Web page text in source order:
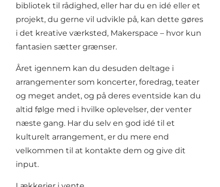
bibliotek til rådighed, eller har du en idé eller et
projekt, du gerne vil udvikle på, kan dette gøres
i det kreative værksted, Makerspace – hvor kun
fantasien sætter grænser.
Året igennem kan du desuden deltage i
arrangementer som koncerter, foredrag, teater
og meget andet, og på deres eventside kan du
altid følge med i hvilke oplevelser, der venter
næste gang. Har du selv en god idé til et
kulturelt arrangement, er du mere end
velkommen til at kontakte dem og give dit
input.